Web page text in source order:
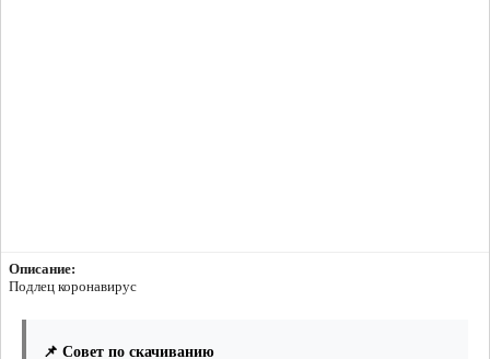
Описание:
Подлец коронавирус
📌 Совет по скачиванию